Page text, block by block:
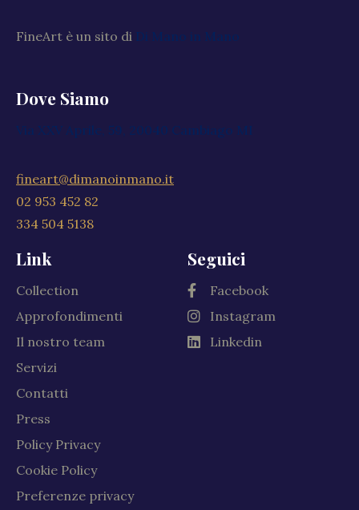
FineArt è un sito di Di Mano in Mano
Dove Siamo
Via XXV Aprile, 59, 20040 Cambiago MI
fineart@dimanoinmano.it
02 953 452 82
334 504 5138
Link
Collection
Approfondimenti
Il nostro team
Servizi
Contatti
Press
Policy Privacy
Cookie Policy
Preferenze privacy
Seguici
Facebook
Instagram
Linkedin